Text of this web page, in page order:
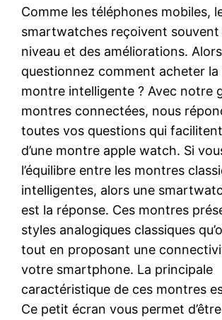
Comme les téléphones mobiles,
smartwatches reçoivent souvent
niveau et des améliorations.
questionnez comment acheter la
montre intelligente ? Avec notre
montres connectées, nous
toutes vos questions qui
d’une montre apple watch. Si
l’équilibre entre les montres
intelligentes, alors une
est la réponse. Ces montres
styles analogiques classiques
tout en proposant une
votre smartphone. La principale
caractéristique de ces montres
Ce petit écran vous permet